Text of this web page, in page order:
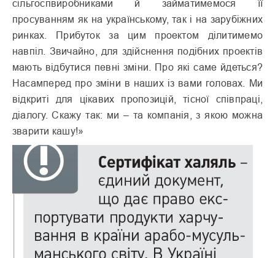
сільгоспвиробниками й займатимемося її
просуванням як на українському, так і на зарубіжних
ринках. Прибуток за цим проектом ділитимемо
навпіл. Звичайно, для здійснення подібних проектів
мають відбутися певні зміни. Про які саме йдеться?
Насамперед про зміни в наших із вами головах. Ми
відкриті для цікавих пропозицій, тісної співпраці,
діалогу. Скажу так: ми – та компанія, з якою можна
зварити кашу!»